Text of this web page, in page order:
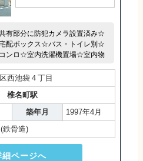
有部分に防犯カメラ設置済み☆
配ボックス☆バス・トイレ別☆
ンロ☆室内洗濯機置場☆室内物
西池袋４丁目
椎名町駅
築年月
1997年4月
鉄骨造)
細ページへ